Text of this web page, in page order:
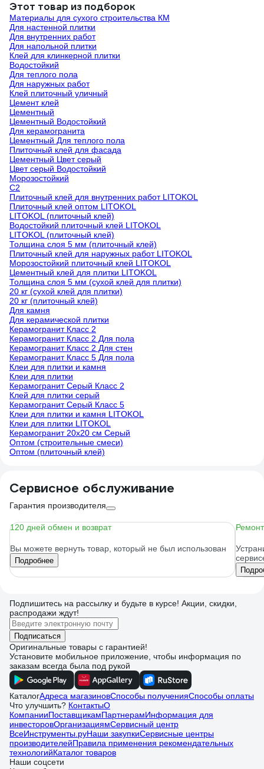
Этот товар из подборок
Материалы для сухого строительства КМ
Для настенной плитки
Для внутренних работ
Для напольной плитки
Клей для клинкерной плитки
Водостойкий
Для теплого пола
Для наружных работ
Клей плиточный уличный
Цемент клей
Цементный
Цементный Водостойкий
Для керамогранита
Цементный Для теплого пола
Плиточный клей для фасада
Цементный Цвет серый
Цвет серый Водостойкий
Морозостойкий
С2
Плиточный клей для внутренних работ LITOKOL
Плиточный клей оптом LITOKOL
LITOKOL (плиточный клей)
Водостойкий плиточный клей LITOKOL
LITOKOL (плиточный клей)
Толщина слоя 5 мм (плиточный клей)
Плиточный клей для наружных работ LITOKOL
Морозостойкий плиточный клей LITOKOL
Цементный клей для плитки LITOKOL
Толщина слоя 5 мм (сухой клей для плитки)
20 кг (сухой клей для плитки)
20 кг (плиточный клей)
Для камня
Для керамической плитки
Керамогранит Класс 2
Керамогранит Класс 2 Для пола
Керамогранит Класс 2 Для стен
Керамогранит Класс 5 Для пола
Клеи для плитки и камня
Клеи для плитки
Керамогранит Серый Класс 2
Клей для плитки серый
Керамогранит Серый Класс 5
Клеи для плитки и камня LITOKOL
Клеи для плитки LITOKOL
Керамогранит 20х20 см Серый
Оптом (строительные смеси)
Оптом (плиточный клей)
Сервисное обслуживание
Гарантия производителя
120 дней обмен и возврат
Вы можете вернуть товар, который не был использован
Подробнее
Подпишитесь на рассылку и будьте в курсе! Акции, скидки,
распродажи ждут!
Подписаться
Оригинальные товары с гарантией!
Установите мобильное приложение, чтобы информация по
заказам всегда была под рукой
КаталогАдреса магазиновСпособы полученияСпособы оплаты
Что улучшить? КонтактыО
КомпанииПоставщикамПартнерамИнформация для
инвесторовОрганизациямСервисный центр
ВсеИнструменты.руНаши закупкиСервисные центры
производителейПравила применения рекомендательных
технологийКаталог товаров
Наши соцсети